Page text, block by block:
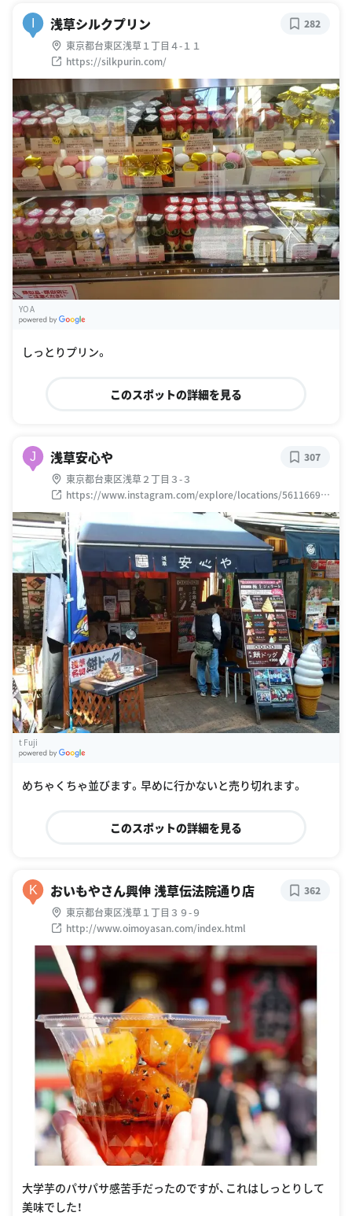
I 浅草シルクプリン
東京都台東区浅草１丁目４-１１
https://silkpurin.com/
282
YO A
しっとりプリン。
このスポットの詳細を見る
J 浅草安心や
東京都台東区浅草２丁目３-３
https://www.instagram.com/explore/locations/56116697
4
307
t Fuji
めちゃくちゃ並びます。早めに行かないと売り切れます。
このスポットの詳細を見る
K おいもやさん興伸 浅草伝法院通り店
東京都台東区浅草１丁目３９-９
http://www.oimoyasan.com/index.html
362
大学芋のパサパサ感苦手だったのですが、これはしっとりして
美味でした！